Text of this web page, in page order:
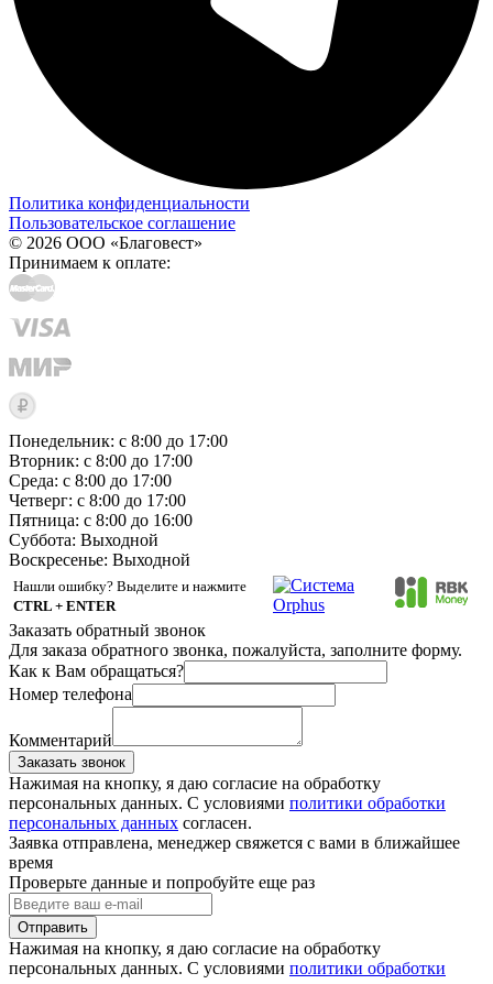
Политика конфиденциальности
Пользовательское соглашение
© 2026 ООО «Благовест»
Принимаем к оплате:
Понедельник: с 8:00 до 17:00
Вторник: с 8:00 до 17:00
Среда: с 8:00 до 17:00
Четверг: с 8:00 до 17:00
Пятница: с 8:00 до 16:00
Суббота: Выходной
Воскресенье: Выходной
Нашли ошибку? Выделите и нажмите
CTRL + ENTER
Заказать обратный звонок
Для заказа обратного звонка, пожалуйста, заполните форму.
Как к Вам обращаться?
Номер телефона
Комментарий
Заказать звонок
Нажимая на кнопку, я даю согласие на обработку
персональных данных. С условиями политики обработки
персональных данных согласен.
Заявка отправлена, менеджер свяжется с вами в ближайшее
время
Проверьте данные и попробуйте еще раз
Отправить
Нажимая на кнопку, я даю согласие на обработку
персональных данных. С условиями политики обработки